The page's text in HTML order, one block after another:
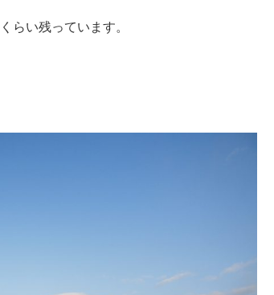
らい残っています。